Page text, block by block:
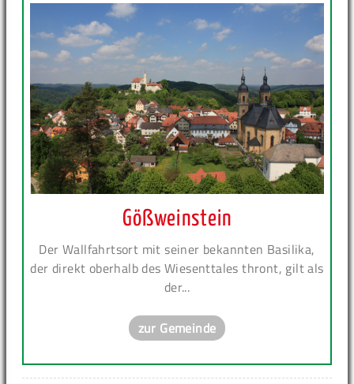
Gößweinstein
Der Wallfahrtsort mit seiner bekannten Basilika,
der direkt oberhalb des Wiesenttales thront, gilt als
der...
zur Gemeinde